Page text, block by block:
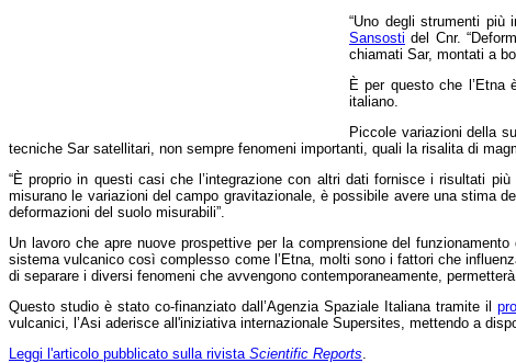
“Uno degli strumenti più
Sansosti del Cnr.
chiamati Sar, montati a
È per questo che l’Etna
italiano.
Piccole variazioni della
tecniche Sar satellitari, non sempre fenomeni importanti, quali la risalita di
“È proprio in questi casi che l’integrazione con altri dati fornisce i risultati
misurano le variazioni del campo gravitazionale, è possibile avere una stima
deformazioni del suolo misurabili”.
Un lavoro che apre nuove prospettive per la comprensione del
sistema vulcanico così complesso come l’Etna, molti sono i fattori che
di separare i diversi fenomeni che avvengono contemporaneamente,
Questo studio è stato co-finanziato dall’Agenzia Spaziale Italiana tramite il
vulcanici, l’Asi aderisce all'iniziativa internazionale Supersites, mettendo a
Leggi l'articolo pubblicato sulla rivista Scientific Reports